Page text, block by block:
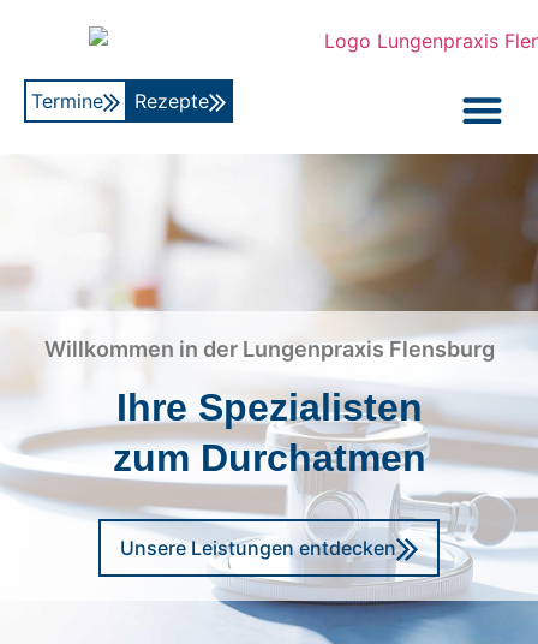
Termine Rezepte
Willkommen in der Lungenpraxis Flensburg
Ihre Spezialisten
zum Durchatmen
Unsere Leistungen entdecken